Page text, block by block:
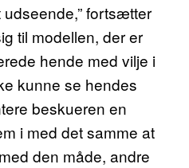
fortsætter
til modellen, der er
hende med vilje i
kunne se hendes
beskueren en
i med det samme at
den måde, andre